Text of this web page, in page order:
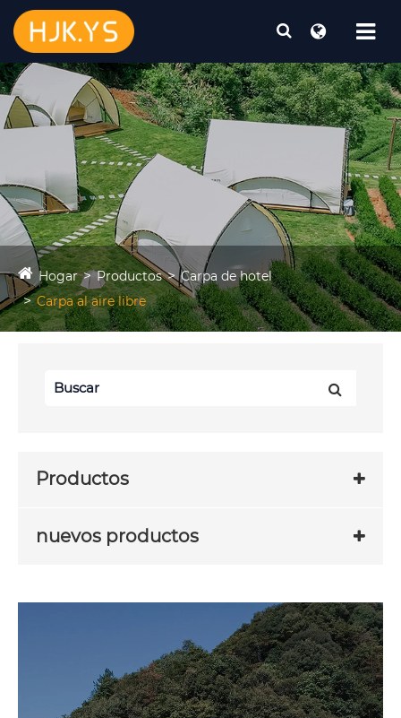
Hogar Productos
Carpa de hotel
Carpa al aire libre
Productos
nuevos productos